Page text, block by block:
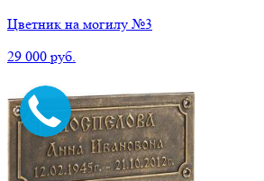
Цветник на могилу №3
29 000 руб.